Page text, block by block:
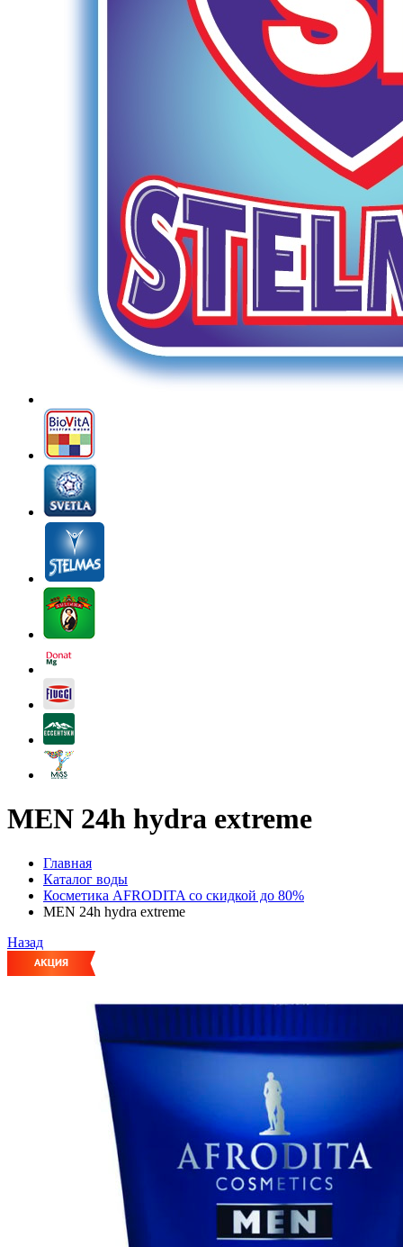
MEN 24h hydra extreme
Главная
Каталог воды
Косметика AFRODITA со скидкой до 80%
MEN 24h hydra extreme
Назад